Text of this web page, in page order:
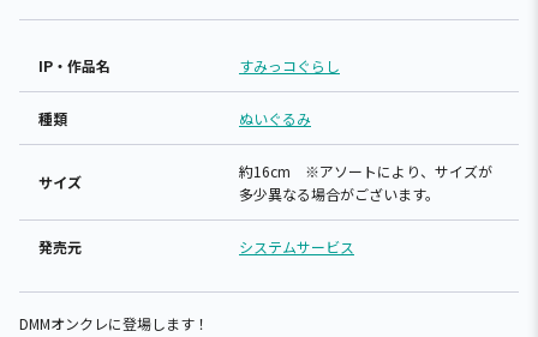
IP・作品名 すみっコぐらし
種類 ぬいぐるみ
サイズ
約16cm ※アソートにより、サイズが
多少異なる場合がございます。
発売元 システムサービス
DMMオンクレに登場します！